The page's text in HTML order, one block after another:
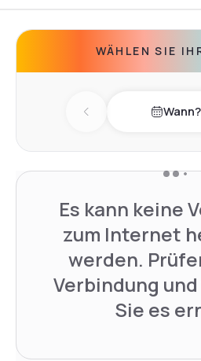
WÄHLEN SIE
Previous day Wann?
Es kann keine
zum Internet
werden.
Verbindung
Sie es